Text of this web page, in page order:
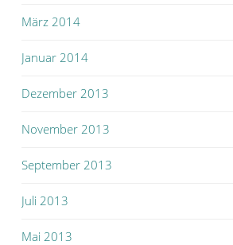
März 2014
Januar 2014
Dezember 2013
November 2013
September 2013
Juli 2013
Mai 2013